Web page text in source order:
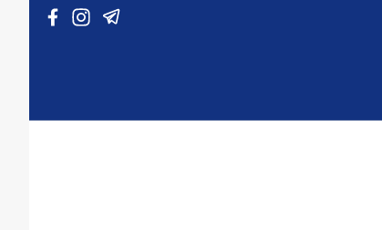
Vai al contenuto